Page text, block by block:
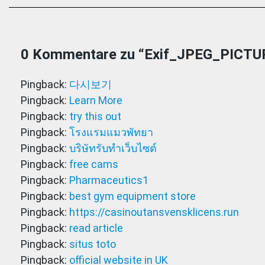
0 Kommentare zu “
Pingback: 다시보기
Pingback: Learn More
Pingback: try this out
Pingback: โรงแรมแมวพัทยา
Pingback: บริษัทรับทำเว็บไซต์
Pingback: free cams
Pingback: Pharmaceutics1
Pingback: best gym equipment store
Pingback: https://casinoutansvensklicens.run
Pingback: read article
Pingback: situs toto
Pingback: official website in UK